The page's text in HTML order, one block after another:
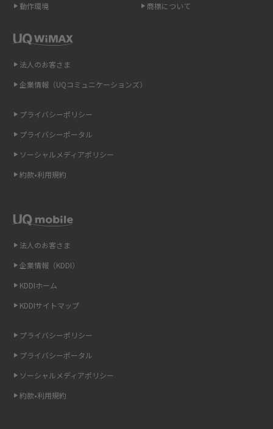
ポケット型Wi-Fi（モバイルWi-Fi）とは？おススメする方の特徴や選び方を
点も解説
ギガバイト（GB）とは？1GBの目安やギガが足りない時の対処法を紹介
Wi-Fi 6とは？Wi-Fi 5との違いやメリットと注意点、規格の種類も解説
光ファイバーとは？仕組みやメリット・デメリットを初心者向けにわかり
やすく解説
ストリーミング再生とは？ダウンロードとの違いやメリット・デメリット
引っ越し費用の相場は？ひとり暮らしや家族の場合の目安や費用を抑える
動作環境
商標について
法人のお客さま
企業情報（KDDI）
KDDIホーム
KDDIサイトマップ
プライバシーポリシー
プライバシーポータル
ソーシャルメディアポリシー
約款•利用規約
法人のお客さま
企業情報（UQコミュニケーションズ）
プライバシーポリシー
プライバシーポータル
ソーシャルメディアポリシー
約款•利用規約